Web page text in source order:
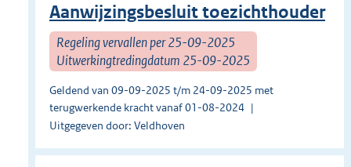
Aanwijzingsbesluit toezichthouder
Regeling vervallen per 25-09-2025
Uitwerkingtredingdatum 25-09-2025
Geldend van 09-09-2025 t/m 24-09-2025 met
terugwerkende kracht vanaf 01-08-2024
Uitgegeven door: Veldhoven